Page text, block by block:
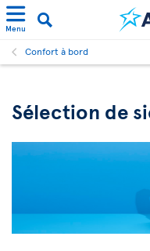
Menu
Confort à bord
Sélection de